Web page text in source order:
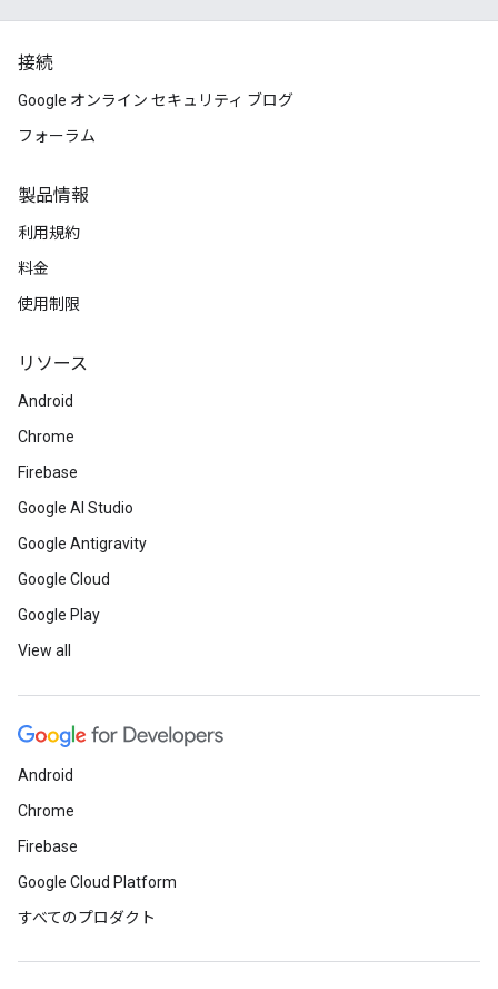
接続
Google オンライン セキュリティ ブログ
フォーラム
製品情報
利用規約
料金
使用制限
リソース
Android
Chrome
Firebase
Google AI Studio
Google Antigravity
Google Cloud
Google Play
View all
Android
Chrome
Firebase
Google Cloud Platform
すべてのプロダクト